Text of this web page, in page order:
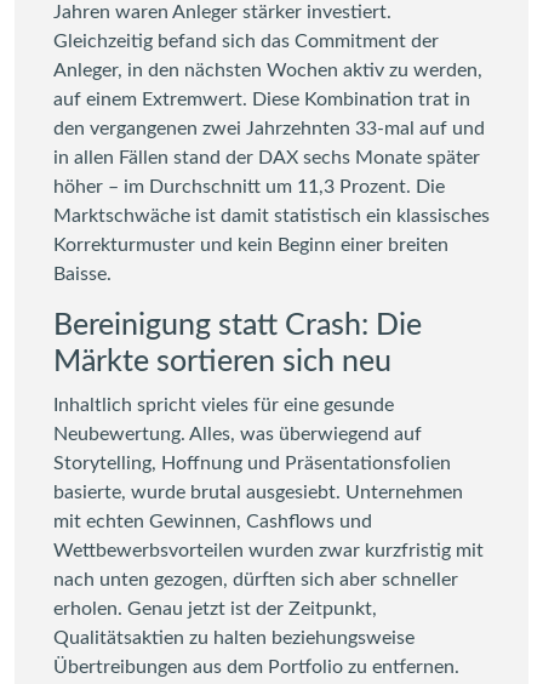
Jahren waren Anleger stärker investiert.
Gleichzeitig befand sich das Commitment der
Anleger, in den nächsten Wochen aktiv zu werden,
auf einem Extremwert. Diese Kombination trat in
den vergangenen zwei Jahrzehnten 33-mal auf und
in allen Fällen stand der DAX sechs Monate später
höher – im Durchschnitt um 11,3 Prozent. Die
Marktschwäche ist damit statistisch ein klassisches
Korrekturmuster und kein Beginn einer breiten
Baisse.
Bereinigung statt Crash: Die
Märkte sortieren sich neu
Inhaltlich spricht vieles für eine gesunde
Neubewertung. Alles, was überwiegend auf
Storytelling, Hoffnung und Präsentationsfolien
basierte, wurde brutal ausgesiebt. Unternehmen
mit echten Gewinnen, Cashflows und
Wettbewerbsvorteilen wurden zwar kurzfristig mit
nach unten gezogen, dürften sich aber schneller
erholen. Genau jetzt ist der Zeitpunkt,
Qualitätsaktien zu halten beziehungsweise
Übertreibungen aus dem Portfolio zu entfernen.